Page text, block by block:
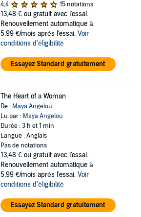
4,4
15 notations
13,48 € ou gratuit avec l'essai.
Renouvellement automatique à
5,99 €/mois après l'essai. Voir
conditions d'éligibilité
Essayez Standard gratuitement
The Heart of a Woman
De : Maya Angelou
Lu par : Maya Angelou
Durée : 3 h et 1 min
Langue : Anglais
Pas de notations
13,48 € ou gratuit avec l'essai.
Renouvellement automatique à
5,99 €/mois après l'essai. Voir
conditions d'éligibilité
Essayez Standard gratuitement